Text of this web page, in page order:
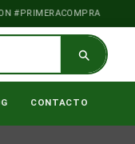
CONTACTO